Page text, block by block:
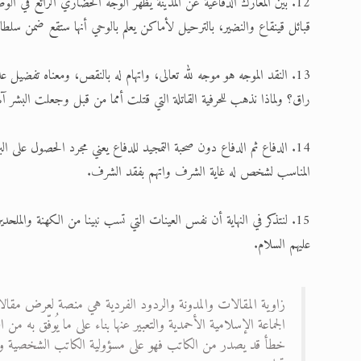
قبائل قينقاع والنضير، بالترحيل لأماكن يعلم بالوحي أنها ستقع
13. النقد الموجه هو موجه لله تعالى، واتهام له بالنقص، ومعناه
راق؟ ولماذا نذهب للحرفية القاتلة التي قتلت أمما من قبل وجعلت البشر
14. الدفاع ثم الدفاع دون صحبة التمجيد للدفاع يعني مجرد الحصول
المناسب لشخص له غاية الشرف واتهم بفقد الشرف.
15. لنتذكر في النهاية أن نفس العينات التي تسب نبينا من الكهنة
عليهم السلام.
زاوية المقالات والمدونة والردود الفردية هي منصة لعرض
الجماعة الإسلامية الأحمدية والتعبير عنها بناء على ما يُوفّق
خطأ قد يصدر من الكاتب فهو على مسؤولية الكاتب الشخصية